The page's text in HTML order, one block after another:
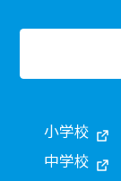
小学校
中学校